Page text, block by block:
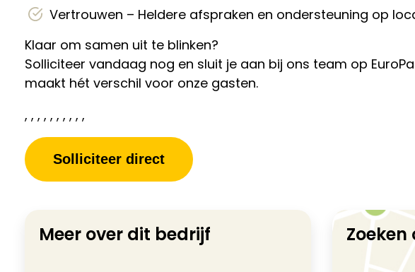
Vertrouwen – Heldere afspraken en ondersteuning op
Klaar om samen uit te blinken?
Solliciteer vandaag nog en sluit je aan bij ons team op
maakt hét verschil voor onze gasten.
, , , , , , , , , ,
Solliciteer direct
Meer over dit bedrijf